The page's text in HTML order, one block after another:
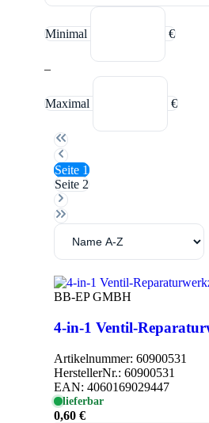
Minimal €
–
Maximal €
Seite 1
Seite 2
BB-EP GMBH
4-in-1 Ventil-
Artikelnummer: 60900531
HerstellerNr.: 60900531
EAN: 4060169029447
lieferbar
0,60 €